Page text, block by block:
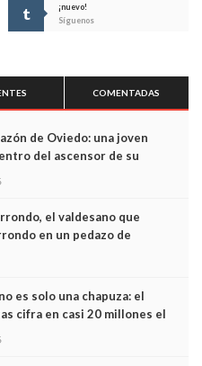
¡nuevo!
Síguenos
COMENTADAS
de Oviedo: una joven
del ascensor de su
el valdesano que
en un pedazo de
no es solo una chapuza: el
cifra en casi 20 millones el